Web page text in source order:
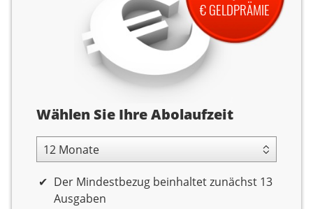
Abolaufzeit
Wählen Sie Ihre Abolaufzeit
12 Monate Laufzeit
Der Mindestbezug beinhaltet zunächst 13
Ausgaben
€ GELDPRÄMIE